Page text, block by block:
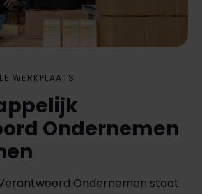
WERKPLAATS
Ondernemen
Ondernemen staat